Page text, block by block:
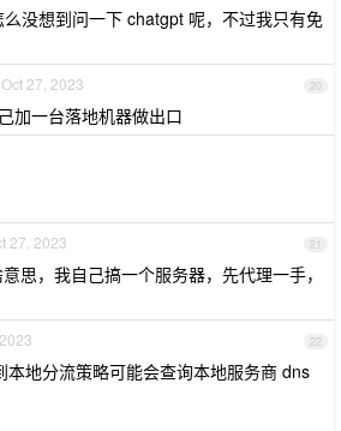
么没想到问一下 chatgpt 呢，不过我只有免
20
Oct 27, 2023
加一台落地机器做出口
21
27, 2023
意思，我自己搞一个服务器，先代理一手，
22
本地分流策略可能会查询本地服务商 dns